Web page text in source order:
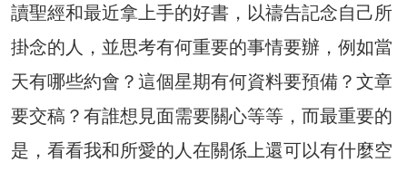
讀聖經和最近拿上手的好書，以禱告記念自己所
掛念的人，並思考有何重要的事情要辦，例如當
天有哪些約會？這個星期有何資料要預備？文章
要交稿？有誰想見面需要關心等等，而最重要的
是，看看我和所愛的人在關係上還可以有什麼空